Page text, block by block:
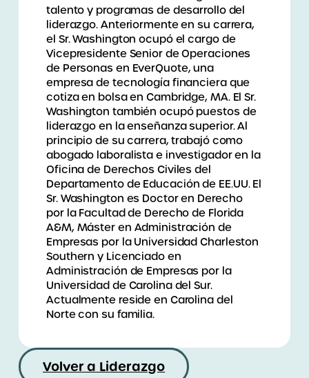
talento y programas de desarrollo del
liderazgo. Anteriormente en su carrera,
el Sr. Washington ocupó el cargo de
Vicepresidente Senior de Operaciones
de Personas en EverQuote, una
empresa de tecnología financiera que
cotiza en bolsa en Cambridge, MA. El Sr.
Washington también ocupó puestos de
liderazgo en la enseñanza superior. Al
principio de su carrera, trabajó como
abogado laboralista e investigador en la
Oficina de Derechos Civiles del
Departamento de Educación de EE.UU. El
Sr. Washington es Doctor en Derecho
por la Facultad de Derecho de Florida
A&M, Máster en Administración de
Empresas por la Universidad Charleston
Southern y Licenciado en
Administración de Empresas por la
Universidad de Carolina del Sur.
Actualmente reside en Carolina del
Norte con su familia.
Volver a Liderazgo